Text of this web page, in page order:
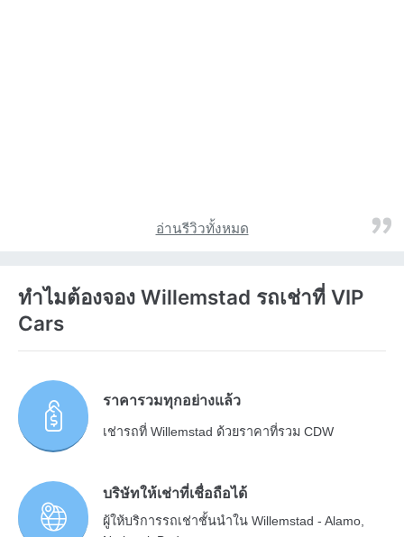
อ่านรีวิวทั้งหมด
ทำไมต้องจอง Willemstad รถเช่าที่ VIP
Cars
ราคารวมทุกอย่างแล้ว
เช่ารถที่ Willemstad ด้วยราคาที่รวม CDW
บริษัทให้เช่าที่เชื่อถือได้
ผู้ให้บริการรถเช่าชั้นนำใน Willemstad - Alamo,